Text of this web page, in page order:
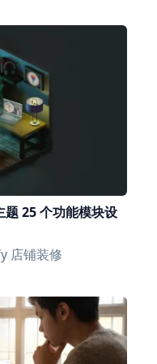
25 个功能模块设
店铺装修